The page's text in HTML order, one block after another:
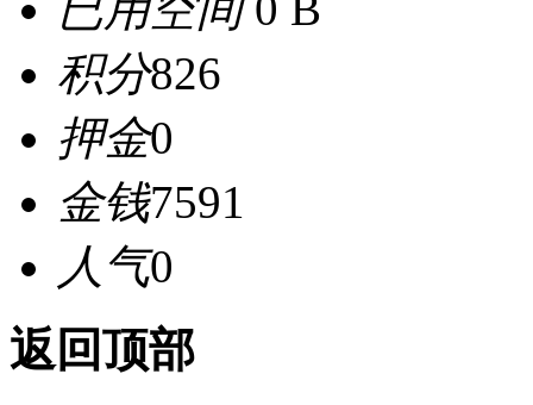
积分826
押金0
金钱7591
人气0
返回顶部